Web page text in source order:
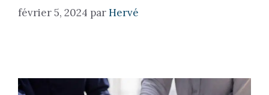
février 5, 2024 parHervé